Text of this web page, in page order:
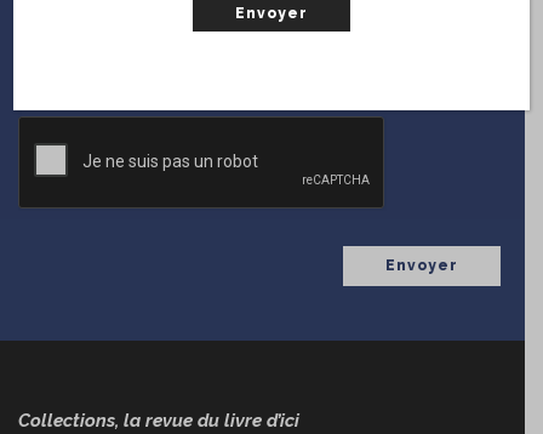
diffuse une nouvelle parution.
Collections, la revue du livre d’ici